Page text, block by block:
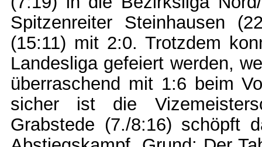
Spitzenreiter Steinhausen
(15:11) mit 2:0. Trotzdem
Landesliga gefeiert werden,
überraschend mit 1:6 beim
sicher ist die
Grabstede (7./8:16) schöpft